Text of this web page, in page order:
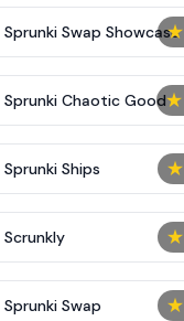
★
Sprunki Swap Showcase
★
Sprunki Chaotic Good
★
Sprunki Ships
★
Scrunkly
★
Sprunki Swap